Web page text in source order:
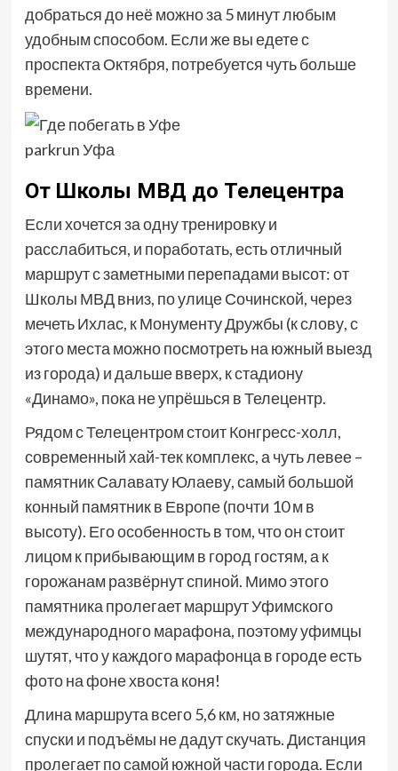
добраться до неё можно за 5 минут любым
удобным способом. Если же вы едете с
проспекта Октября, потребуется чуть больше
времени.
parkrun Уфа
От Школы МВД до Телецентра
Если хочется за одну тренировку и
расслабиться, и поработать, есть отличный
маршрут с заметными перепадами высот: от
Школы МВД вниз, по улице Сочинской, через
мечеть Ихлас, к Монументу Дружбы (к слову, с
этого места можно посмотреть на южный выезд
из города) и дальше вверх, к стадиону
«Динамо», пока не упрёшься в Телецентр.
Рядом с Телецентром стоит Конгресс-холл,
современный хай-тек комплекс, а чуть левее –
памятник Салавату Юлаеву, самый большой
конный памятник в Европе (почти 10 м в
высоту). Его особенность в том, что он стоит
лицом к прибывающим в город гостям, а к
горожанам развёрнут спиной. Мимо этого
памятника пролегает маршрут Уфимского
международного марафона, поэтому уфимцы
шутят, что у каждого марафонца в городе есть
фото на фоне хвоста коня!
Длина маршрута всего 5,6 км, но затяжные
спуски и подъёмы не дадут скучать. Дистанция
пролегает по самой южной части города. Если